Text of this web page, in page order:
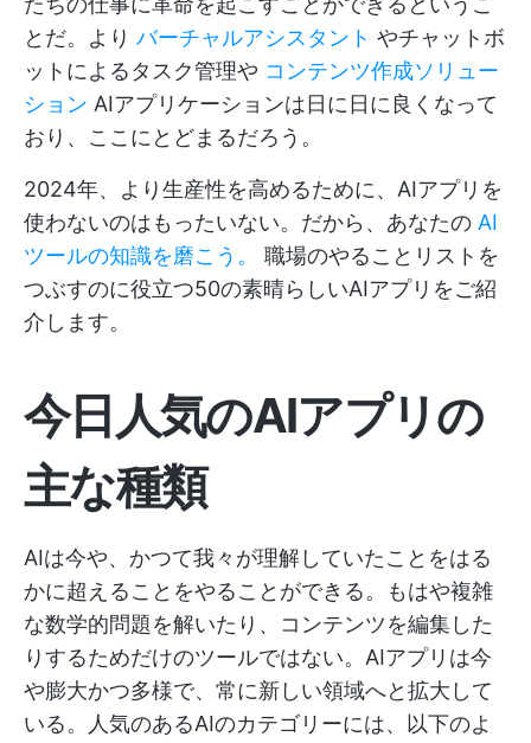
とだ。より バーチャルアシスタント やチャットボ
ットによるタスク管理や コンテンツ作成ソリュー
ション AIアプリケーションは日に日に良くなって
おり、ここにとどまるだろう。
2024年、より生産性を高めるために、AIアプリを
使わないのはもったいない。だから、あなたの AI
ツールの知識を磨こう。
職場のやることリストを
つぶすのに役立つ50の素晴らしいAIアプリをご紹
介します。
今日人気のAIアプリの
主な種類
AIは今や、かつて我々が理解していたことをはる
かに超えることをやることができる。もはや複雑
な数学的問題を解いたり、コンテンツを編集した
りするためだけのツールではない。AIアプリは今
や膨大かつ多様で、常に新しい領域へと拡大して
いる。人気のあるAIのカテゴリーには、以下のよ